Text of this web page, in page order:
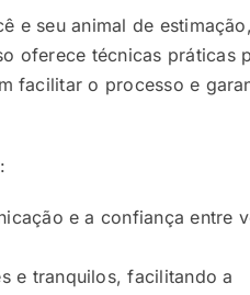
e seu animal de
oferece técnicas práticas
facilitar o processo e
e a confiança entre
e tranquilos, facilitando a